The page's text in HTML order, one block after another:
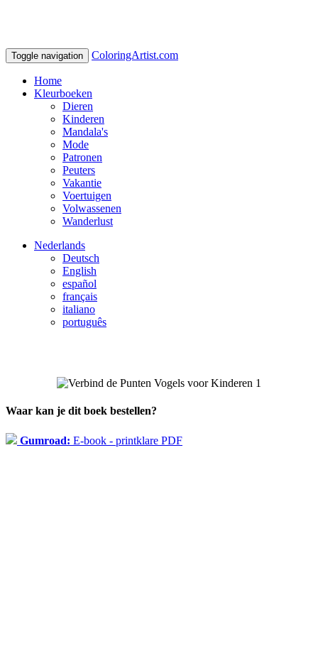
Toggle navigation ColoringArtist.com
Home
Kleurboeken
Dieren
Kinderen
Mandala's
Mode
Patronen
Peuters
Vakantie
Voertuigen
Volwassenen
Wanderlust
Nederlands
Deutsch
English
español
français
italiano
português
Waar kan je dit boek bestellen?
Gumroad: E-book - printklare PDF